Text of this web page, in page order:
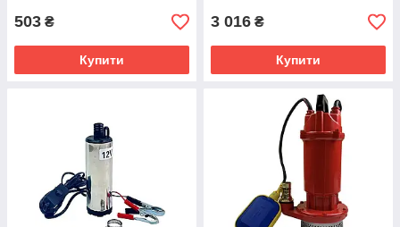
503 ₴
Купити
3 016 ₴
Купити